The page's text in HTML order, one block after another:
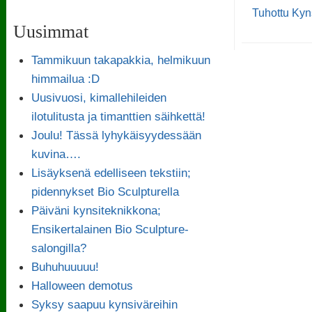
Tuhottu
Uusimmat
Tammikuun takapakkia, helmikuun
himmailua :D
Uusivuosi, kimallehileiden
ilotulitusta ja timanttien säihkettä!
Joulu! Tässä lyhykäisyydessään
kuvina….
Lisäyksenä edelliseen tekstiin;
pidennykset Bio Sculpturella
Päiväni kynsiteknikkona;
Ensikertalainen Bio Sculpture-
salongilla?
Buhuhuuuuu!
Halloween demotus
Syksy saapuu kynsiväreihin